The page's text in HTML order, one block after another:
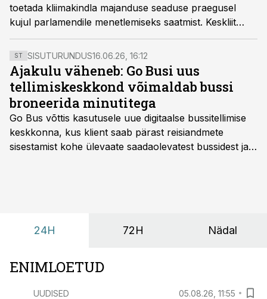
toetada kliimakindla majanduse seaduse praegusel
kujul parlamendile menetlemiseks saatmist. Keskliit
soovitab riigil loobuda kliimaeesmärkide
reguleerimisest plaanitud raamseaduses.
ST SISUTURUNDUS16.06.26, 16:12
Ajakulu väheneb: Go Busi uus
tellimiskeskkond võimaldab bussi
broneerida minutitega
Go Bus võttis kasutusele uue digitaalse bussitellimise
keskkonna, kus klient saab pärast reisiandmete
sisestamist kohe ülevaate saadaolevatest bussidest ja
24H 72H Nädal
ENIMLOETUD
UUDISED 05.08.26, 11:55